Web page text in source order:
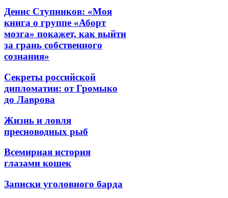
Денис Ступников: «Моя
книга о группе «Аборт
мозга» покажет, как выйти
за грань собственного
сознания»
Секреты российской
дипломатии: от Громыко
до Лаврова
Жизнь и ловля
пресноводных рыб
Всемирная история
глазами кошек
Записки уголовного барда